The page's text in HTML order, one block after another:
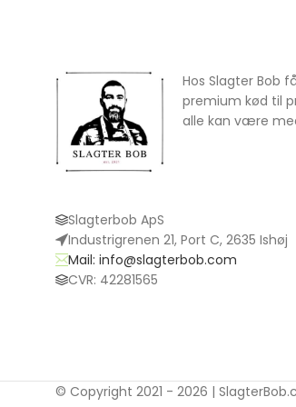
Hos Slagter Bob
premium kød til
alle kan være
Slagterbob ApS
Industrigrenen 21, Port C, 2635 Ishøj
Mail: info@slagterbob.com
CVR: 42281565
© Copyright 2021 - 2026 |